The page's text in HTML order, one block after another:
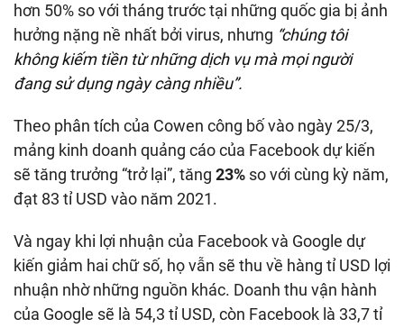
hơn 50% so với tháng trước tại những quốc gia bị ảnh
hưởng nặng nề nhất bởi virus, nhưng “chúng tôi
không kiếm tiền từ những dịch vụ mà mọi người
đang sử dụng ngày càng nhiều”.
Theo phân tích của Cowen công bố vào ngày 25/3,
mảng kinh doanh quảng cáo của Facebook dự kiến
sẽ tăng trưởng “trở lại”, tăng 23% so với cùng kỳ năm,
đạt 83 tỉ USD vào năm 2021.
Và ngay khi lợi nhuận của Facebook và Google dự
kiến giảm hai chữ số, họ vẫn sẽ thu về hàng tỉ USD lợi
nhuận nhờ những nguồn khác. Doanh thu vận hành
của Google sẽ là 54,3 tỉ USD, còn Facebook là 33,7 tỉ